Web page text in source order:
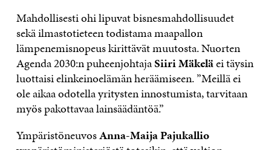
Mahdollisesti ohi lipuvat bisnesmahdollisuudet
sekä ilmastotieteen todistama maapallon
lämpenemisnopeus kirittävät muutosta. Nuorten
Agenda 2030:n puheenjohtajaSiiri Mäkeläei täysin
luottaisi elinkeinoelämän heräämiseen. ”Meillä ei
ole aikaa odotella yritysten innostumista, tarvitaan
myös pakottavaa lainsäädäntöä.”
YmpäristöneuvosAnna-Maija Pajukallio